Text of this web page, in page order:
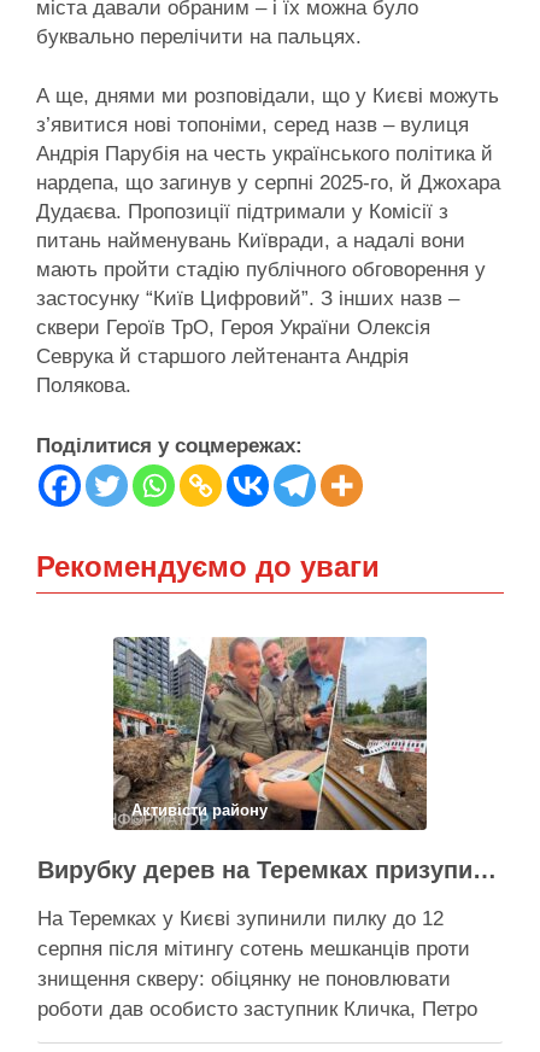
міста давали обраним – і їх можна було
буквально перелічити на пальцях.
А ще, днями ми розповідали, що у Києві можуть
з’явитися нові топоніми, серед назв – вулиця
Андрія Парубія на честь українського політика й
нардепа, що загинув у серпні 2025-го, й Джохара
Дудаєва. Пропозиції підтримали у Комісії з
питань найменувань Київради, а надалі вони
мають пройти стадію публічного обговорення у
застосунку “Київ Цифровий”. З інших назв –
сквери Героїв ТрО, Героя України Олексія
Севрука й старшого лейтенанта Андрія
Полякова.
Поділитися у соцмережах:
Рекомендуємо до уваги
Активісти району
Вирубку дерев на Теремках призупинили після приїзду заступника Кличка – почався діалог
На Теремках у Києві зупинили пилку до 12
серпня після мітингу сотень мешканців проти
знищення скверу: обіцянку не поновлювати
роботи дав особисто заступник Кличка, Петро
Пантелеєв, що прибув налагодити комунікацію